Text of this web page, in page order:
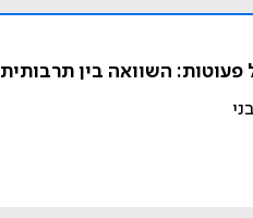
השוואה בין תרבותית